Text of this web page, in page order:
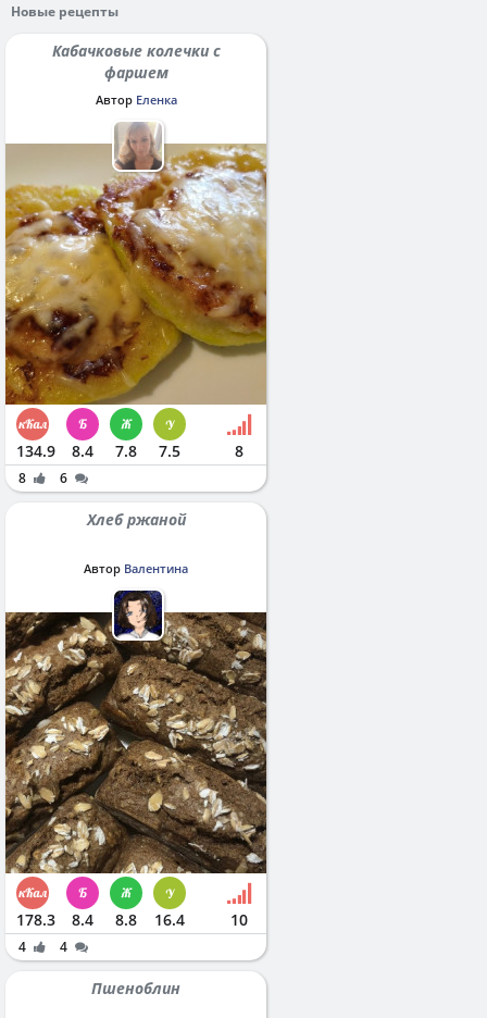
Новые рецепты
Кабачковые колечки с
фаршем
Автор Еленка
134.9 8.4 7.8 7.5 8
8 6
Хлеб ржаной
Автор Валентина
178.3 8.4 8.8 16.4 10
4 4
Пшеноблин